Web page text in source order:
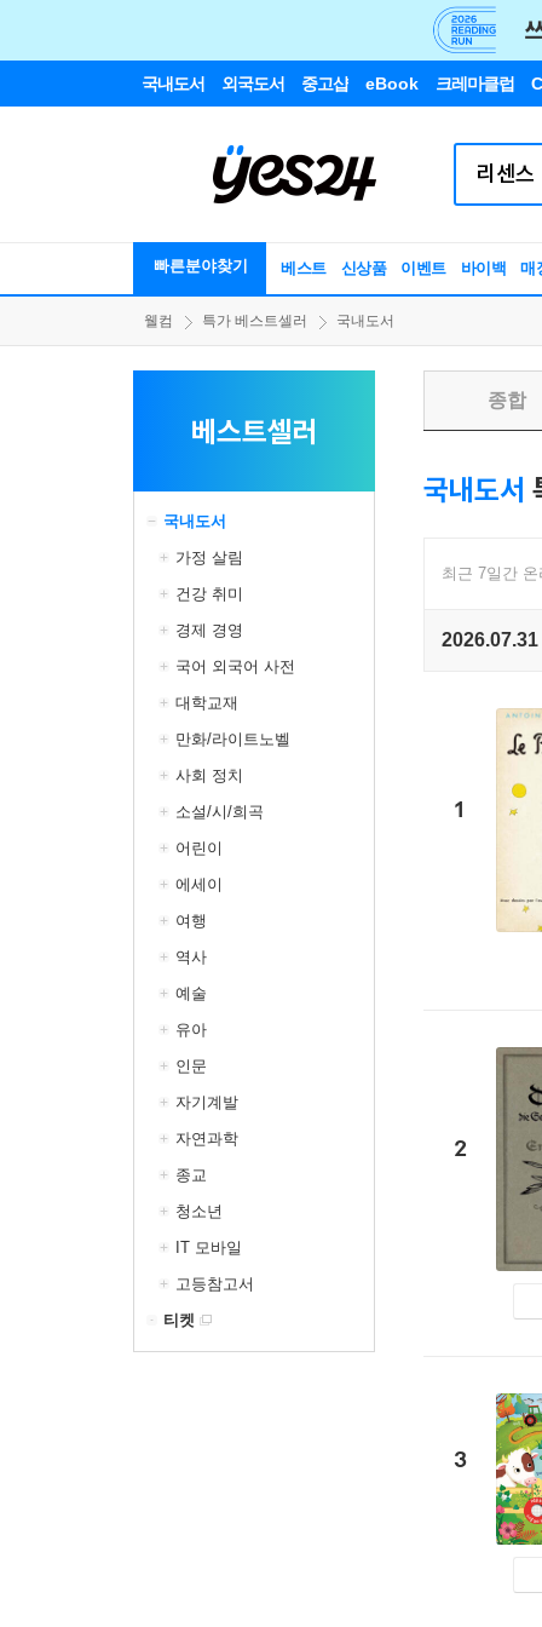
국내도서 외국도서 중고샵 eBook 크레마클럽
빠른분야찾기 베스트 신상품 이벤트 바이백 매
웰컴 특가 베스트셀러 국내도서
베스트셀러
국내도서
가정 살림
건강 취미
경제 경영
국어 외국어 사전
대학교재
만화/라이트노벨
사회 정치
소설/시/희곡
어린이
에세이
여행
역사
예술
유아
인문
자기계발
자연과학
종교
청소년
IT 모바일
고등참고서
티켓
종합
국내도서
최근 7일간
1
2
3